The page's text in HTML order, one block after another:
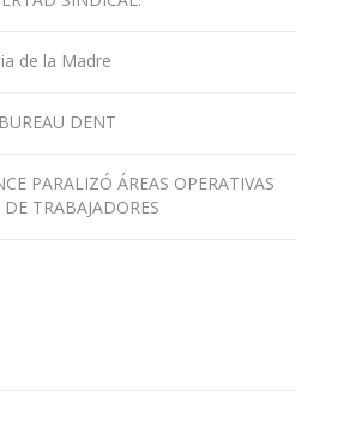
de la Madre
DENT
PARALIZÓ ÁREAS OPERATIVAS
TRABAJADORES